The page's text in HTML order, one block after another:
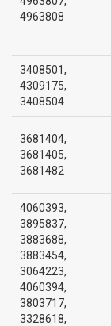
4963808
3408501,
4309175,
3408504
3681404,
3681405,
3681482
4060393,
3895837,
3883688,
3883454,
3064223,
4060394,
3803717,
3328618,